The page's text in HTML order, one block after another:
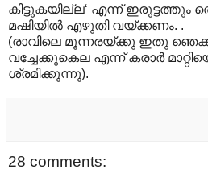
കിട്ടുകയില്ല‘ എന്ന്
മഷിയിൽ എഴുതി വയ്ക്കണം. .
(രാവിലെ മൂന്നരയ്ക്കു ഇതു
വച്ചേക്കുകെല എന്ന് കരാർ
ശ്രമിക്കുന്നു).
28 comments: